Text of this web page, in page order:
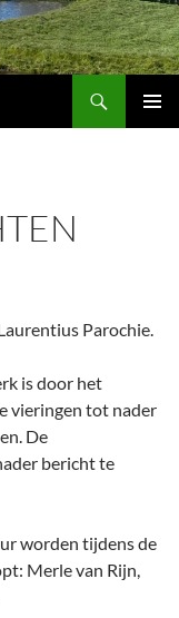
Parochie.
is door het
vieringen tot nader
De
bericht te
worden tijdens de
Merle van Rijn,